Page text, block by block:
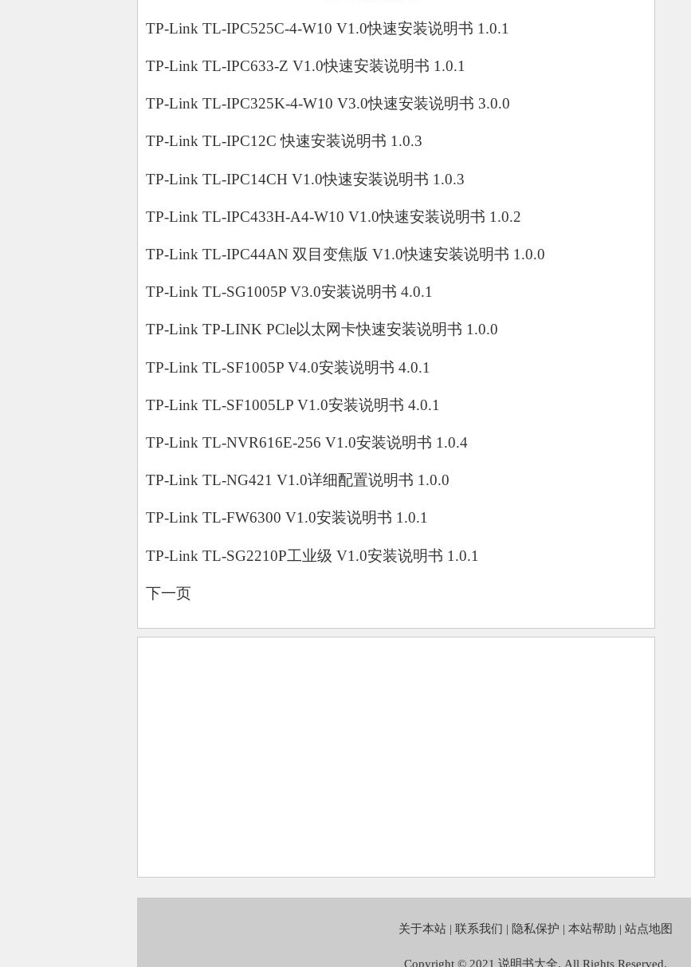
TP-Link TL-IPC525C-4-W10 V1.0快速安装说明书 1.0.1
TP-Link TL-IPC633-Z V1.0快速安装说明书 1.0.1
TP-Link TL-IPC325K-4-W10 V3.0快速安装说明书 3.0.0
TP-Link TL-IPC12C 快速安装说明书 1.0.3
TP-Link TL-IPC14CH V1.0快速安装说明书 1.0.3
TP-Link TL-IPC433H-A4-W10 V1.0快速安装说明书 1.0.2
TP-Link TL-IPC44AN 双目变焦版 V1.0快速安装说明书 1.0.0
TP-Link TL-SG1005P V3.0安装说明书 4.0.1
TP-Link TP-LINK PCle以太网卡快速安装说明书 1.0.0
TP-Link TL-SF1005P V4.0安装说明书 4.0.1
TP-Link TL-SF1005LP V1.0安装说明书 4.0.1
TP-Link TL-NVR616E-256 V1.0安装说明书 1.0.4
TP-Link TL-NG421 V1.0详细配置说明书 1.0.0
TP-Link TL-FW6300 V1.0安装说明书 1.0.1
TP-Link TL-SG2210P工业级 V1.0安装说明书 1.0.1
下一页
关于本站 | 联系我们 | 隐私保护 | 本站帮助 | 站点地图
Copyright © 2021 说明书大全. All Rights Reserved.